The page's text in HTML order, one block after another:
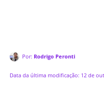
Por: Rodrigo Peronti
Data da última modificação: 12 de